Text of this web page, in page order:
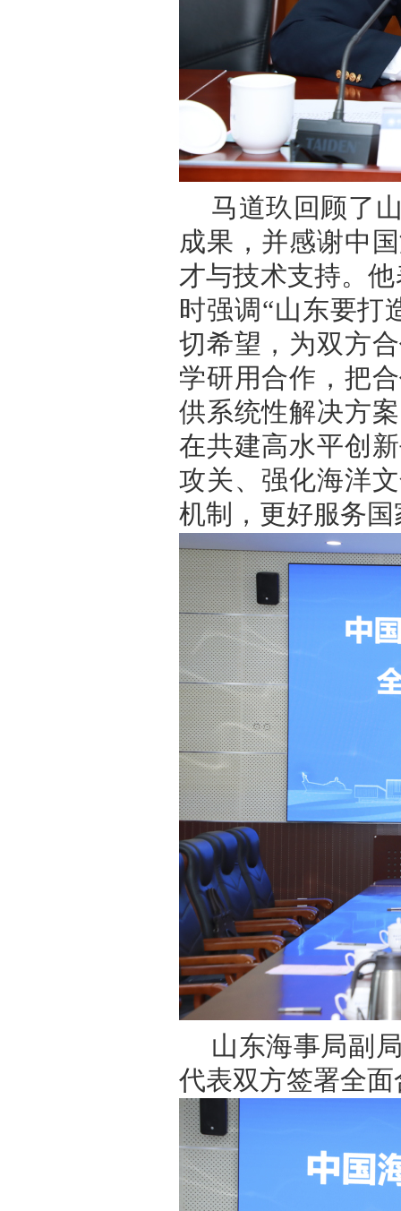
马道玖回顾了
成果，并感谢中
才与技术支持。
时强调“山东要打
切希望，为双方
学研用合作，把
供系统性解决方
在共建高水平创
攻关、强化海洋
机制，更好服务
山东海事局副
代表双方签署全